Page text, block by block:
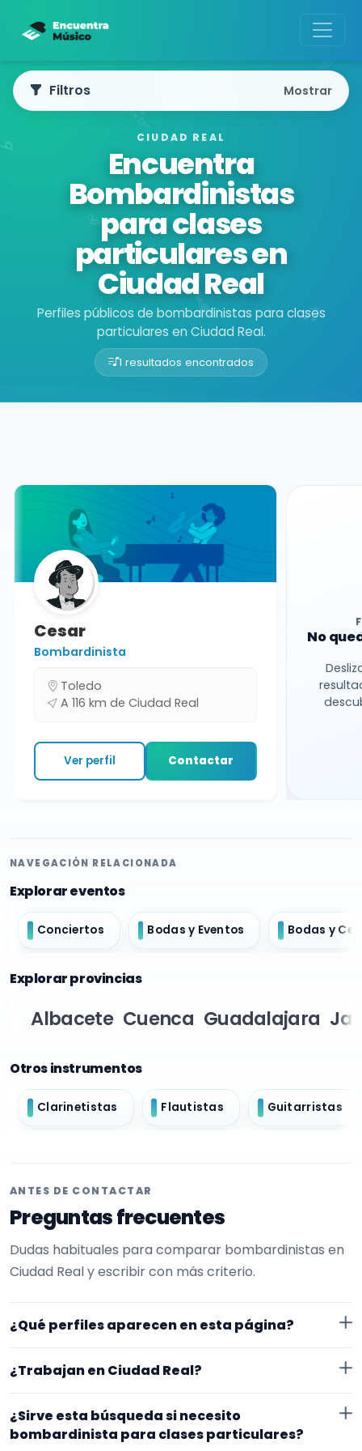
CIUDAD REAL
Encuentra
Bombardinistas
para clases
particulares en
Ciudad Real
Perfiles públicos de bombardinistas para clases
particulares en Ciudad Real.
1 resultados encontrados
Buscador de músicos
Filtros Mostrar
Cesar
Bombardinista
Toledo
A 116 km de Ciudad Real
Ver perfil Contactar
No
NAVEGACIÓN RELACIONADA
Explorar eventos
Conciertos Bodas y Eventos Bodas y
Explorar provincias
Albacete Cuenca Guadalajara
Otros instrumentos
Clarinetistas Flautistas Guitarristas
ANTES DE CONTACTAR
Preguntas frecuentes
Dudas habituales para comparar bombardinistas en
Ciudad Real y escribir con más criterio.
¿Qué perfiles aparecen en esta página?
en EncuentraMúsico. La selección está filtrada por
experiencia o disponibilidad para clases particulares.
Además, la página se centra en perfiles que trabajan
¿Trabajan en Ciudad Real?
en Ciudad Real. Aun así, conviene confirmar lugar
¿Sirve esta búsqueda si necesito
bombardinista para clases particulares?